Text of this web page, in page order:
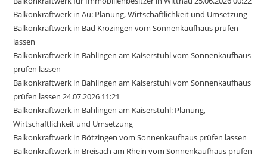
Balkonkraftwerk in Au: Planung, Wirtschaftlichkeit und Umsetzung
Balkonkraftwerk in Bad Krozingen vom Sonnenkaufhaus prüfen
lassen
Balkonkraftwerk in Bahlingen am Kaiserstuhl vom Sonnenkaufhaus
prüfen lassen
Balkonkraftwerk in Bahlingen am Kaiserstuhl vom Sonnenkaufhaus
prüfen lassen 24.07.2026 11:21
Balkonkraftwerk in Bahlingen am Kaiserstuhl: Planung,
Wirtschaftlichkeit und Umsetzung
Balkonkraftwerk in Bötzingen vom Sonnenkaufhaus prüfen lassen
Balkonkraftwerk in Breisach am Rhein vom Sonnenkaufhaus prüfen